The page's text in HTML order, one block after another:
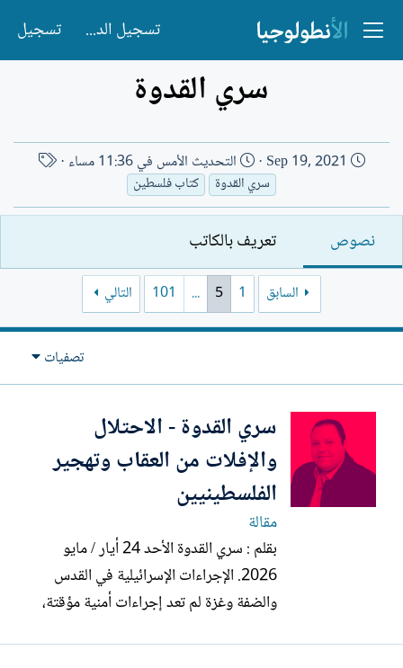
تسجيل الدخول تسجيل
سري القدوة
ت
ر
خ
ا
ن
Sep 19, 2021 التحديث الأمس في 11:36 مساء
ا
م
ك
ب
سري القدوة كتاب فلسطين
نصوص تعريف بالكاتب
السابق 1
5
...
101 التالي
تصفيات
سري القدوة - الاحتلال
والإفلات من العقاب وتهجير
الفلسطينيين
مقالة
بقلم : سري القدوة الأحد 24 أيار / مايو
2026. الإجراءات الإسرائيلية في القدس
والضفة وغزة لم تعد إجراءات أمنية مؤقتة،